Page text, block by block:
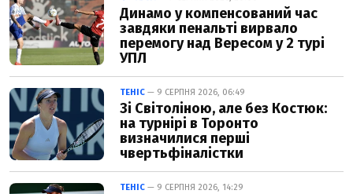
Динамо у компенсований час
завдяки пенальті вирвало
перемогу над Вересом у 2 турі
УПЛ
ТЕНІС — 9 СЕРПНЯ 2026, 06:49
Зі Світоліною, але без Костюк:
на турнірі в Торонто
визначилися перші
чвертьфіналістки
ТЕНІС — 9 СЕРПНЯ 2026, 14:29